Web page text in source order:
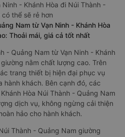
- Khánh Hòa đi Núi Thành -
thể sẽ rẻ hơn
Nam từ Vạn Ninh - Khánh Hòa
Thoải mái, giá cả tốt nhất
- Quảng Nam từ Vạn Ninh - Khánh
nằm chất lượng cao. Trên
trang thiết bị hiện đại phục vụ
hành khách. Bên cạnh đó, các
Hòa Núi Thành - Quảng Nam
dịch vụ, không ngừng cải thiện
hảo cho hành khách.
Thành - Quảng Nam giường